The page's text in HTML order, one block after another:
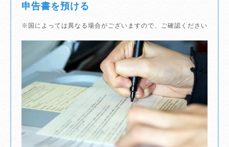
申告書を預ける
※国によっては異なる場合がございますので、ご確認ください